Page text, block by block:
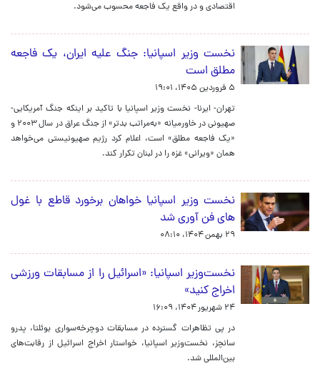
اقتصادی و در واقع یک فاجعه محسوب می‌شود.
نخست وزیر اسپانیا: جنگ علیه ایران، یک فاجعه
مطلق است
۵ فروردین ۱۴۰۵، ۱۹:۰۱
تهران- ایرنا- نخست وزیر اسپانیا با تاکید بر اینکه جنگ آمریکایی-
صهیونی در خاورمیانه «به‌مراتب بدتر» از جنگ عراق در سال ۲۰۰۳ و
«یک فاجعه مطلق» است، اعلام کرد رژیم صهیونیستی می‌خواهد
همان «ویرانی» غزه را در لبنان تکرار کند.
نخست وزیر اسپانیا خواهان برخورد قاطع با غول
های فن آوری شد
۲۹ بهمن ۱۴۰۴، ۰۸:۱۰
نخست‌وزیر اسپانیا: «اسرائیل را از مسابقات ورزشی
اخراج کنید»
۲۴ شهریور ۱۴۰۴، ۱۶:۰۹
در پی تظاهرات گسترده در مسابقات دوچرخه‌سواری بوئلتا، پدرو
سانچز، نخست‌وزیر اسپانیا، خواستار اخراج اسرائیل از رقابت‌های
بین‌المللی شد.